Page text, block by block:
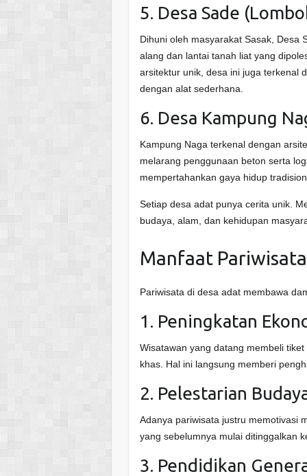
5. Desa Sade
Dihuni oleh masyarakat Sasak, Desa
alang dan lantai tanah liat yang
arsitektur unik, desa ini juga terkenal
dengan alat sederhana.
6. Desa Kampung
Kampung Naga terkenal dengan
melarang penggunaan beton serta
mempertahankan gaya hidup
Setiap desa adat punya cerita unik.
budaya, alam, dan kehidupan
Manfaat
Pariwisata di desa adat membawa
1. Peningkatan
Wisatawan yang datang membeli
khas. Hal ini langsung memberi
2. Pelestarian
Adanya pariwisata justru memotivasi
yang sebelumnya mulai ditinggalkan
3. Pendidikan